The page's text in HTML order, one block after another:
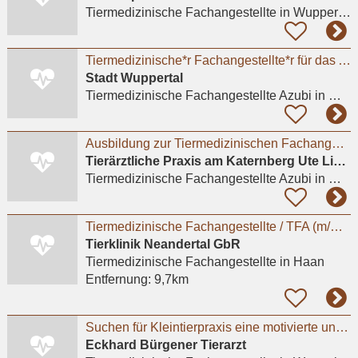
Tiermedizinische Fachangestelltein Wuppertal, Barmen
Tiermedizinische*r Fachangestellte*r für das Ausbildungsjahr 2026
Stadt Wuppertal
Tiermedizinische Fachangestellte Azubi in Wuppertal, Barmen
Ausbildung zur Tiermedizinischen Fachangestellten (m/w/d)
Tierärztliche Praxis am Katernberg Ute Lipka
Tiermedizinische Fachangestellte Azubi in Wuppertal
Tiermedizinische Fachangestellte / TFA (m/w/d) - Haan (Düsseldorf)
Tierklinik Neandertal GbR
Tiermedizinische Fachangestelltein Haan
Entfernung: 9,7km
Suchen für Kleintierpraxis eine motivierte und interessierte Auszubildende
Eckhard Bürgener Tierarzt